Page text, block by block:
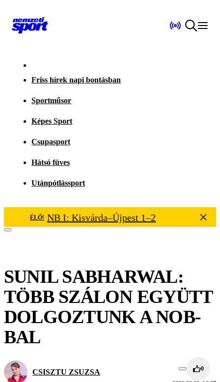
Friss hírek napi bontásban
Sportműsor
Képes Sport
Csupasport
Hátsó füves
Utánpótlássport
ÉLŐ! NB I: Kisvárda–Újpest 1–2
SUNIL SABHARWAL:
TÖBB SZÁLON EGYÜTT
DOLGOZTUNK A NOB-
BAL
CSISZTU ZSUZSA 0